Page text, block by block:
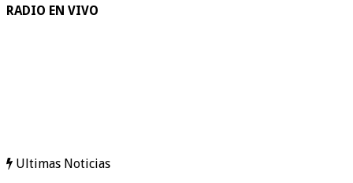
RADIO EN VIVO
Ultimas Noticias